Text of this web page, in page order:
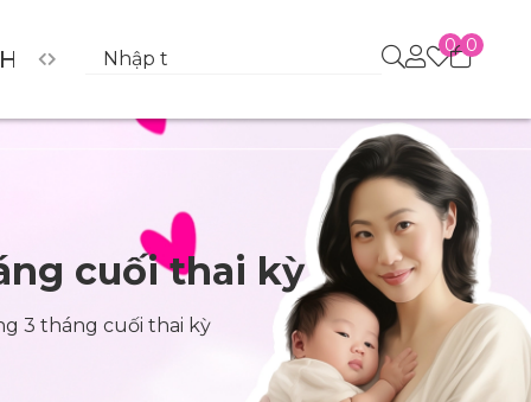
Hệ Thống Showroom Kiến thức cho Mẹ
0 0
cuối thai kỳ
3 tháng cuối thai kỳ